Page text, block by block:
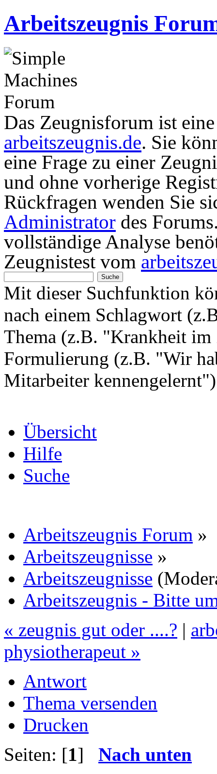
Arbeitszeugnis
Das Zeugnisforum ist
arbeitszeugnis.de. Sie
eine Frage zu einer
und ohne vorherige
Rückfragen wenden Sie
Administrator des
vollständige Analyse
Zeugnistest vom
Mit dieser Suchfunktion
nach einem Schlagwort
Thema (z.B. "Krankheit im
Formulierung (z.B. "Wir
Mitarbeiter
Übersicht
Hilfe
Suche
Arbeitszeugnis Forum »
Arbeitszeugnisse »
Arbeitszeugnisse
Arbeitszeugnis - Bitte
« zeugnis gut oder ....? |
physiotherapeut »
Antwort
Thema versenden
Drucken
Seiten: [1] Nach unten